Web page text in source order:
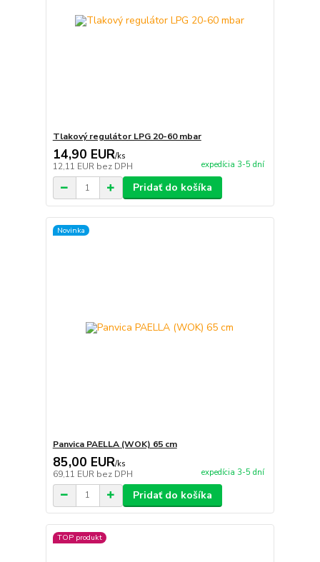
Tlakový regulátor LPG 20-60 mbar
14,90 EUR/ks
12,11 EUR bez DPH expedícia 3-5 dní
Pridať do košíka
Novinka
Panvica PAELLA (WOK) 65 cm
85,00 EUR/ks
69,11 EUR bez DPH expedícia 3-5 dní
Pridať do košíka
TOP produkt